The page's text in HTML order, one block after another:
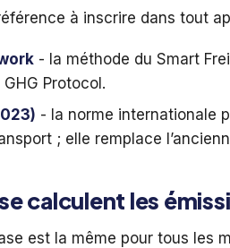
à inscrire dans tout
- la méthode du Smart
Protocol.
- la norme internationale
; elle remplace
calculent les
est la même pour tous les